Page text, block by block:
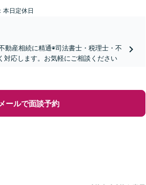
本日定休日
動産相続に精通◉司法書士・税理士・不
対応します。お気軽にご相談ください
メールで面談予約